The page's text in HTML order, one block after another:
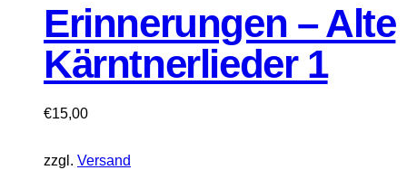
Erinnerungen – Alte
Kärntnerlieder 1
€15,00
zzgl. Versand